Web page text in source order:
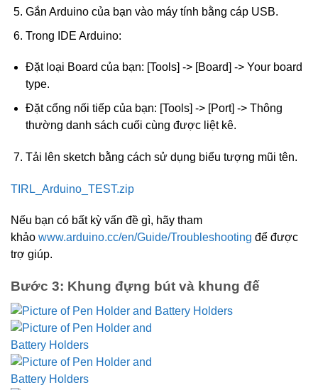
Gắn Arduino của bạn vào máy tính bằng cáp USB.
Trong IDE Arduino:
Đặt loại Board của bạn: [Tools] -> [Board] -> Your board
type.
Đặt cổng nối tiếp của bạn: [Tools] -> [Port] -> Thông
thường danh sách cuối cùng được liệt kê.
Tải lên sketch bằng cách sử dụng biểu tượng mũi tên.
TIRL_Arduino_TEST.zip
Nếu bạn có bất kỳ vấn đề gì, hãy tham
khảo www.arduino.cc/en/Guide/Troubleshooting để được
trợ giúp.
Bước 3: Khung đựng bút và khung đế